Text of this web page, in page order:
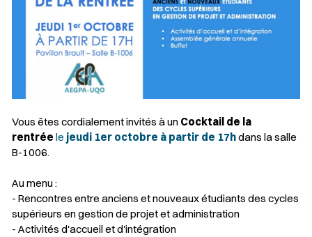
Vous êtes cordialement invités à un Cocktail de la
rentrée le jeudi 1er octobre à partir de 17hdans la salle
B-1006.
Au menu :
- Rencontres entre anciens et nouveaux étudiants des cycles
supérieurs en gestion de projet et administration
- Activités d'accueil et d'intégration